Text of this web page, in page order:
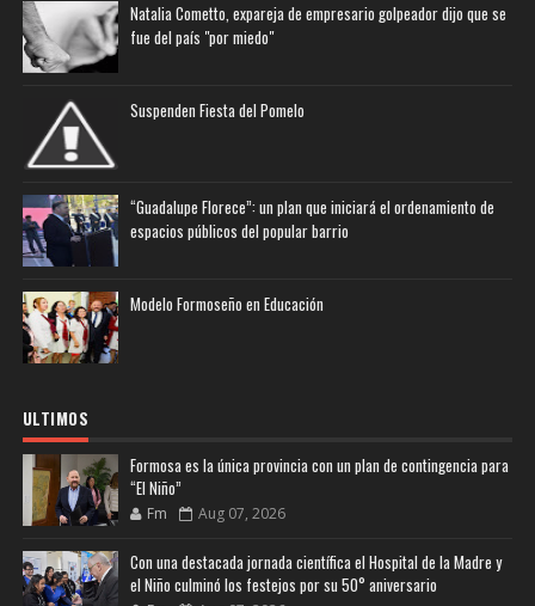
Natalia Cometto, expareja de empresario golpeador dijo que se
fue del país "por miedo"
Suspenden Fiesta del Pomelo
“Guadalupe Florece”: un plan que iniciará el ordenamiento de
espacios públicos del popular barrio
Modelo Formoseño en Educación
ULTIMOS
Formosa es la única provincia con un plan de contingencia para
“El Niño”
Fm Aug 07, 2026
Con una destacada jornada científica el Hospital de la Madre y
el Niño culminó los festejos por su 50° aniversario